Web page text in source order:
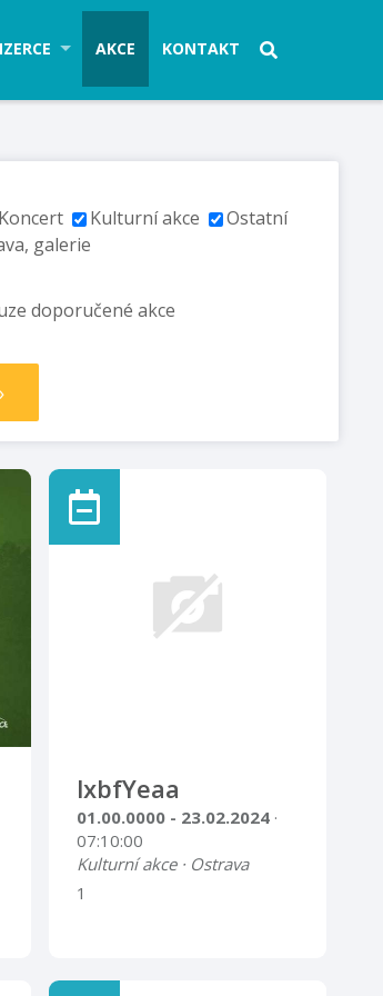
AKCE KONTAKT
Koncert Kulturní akce
Ostatní
galerie
doporučené akce
lxbfYeaa
01.00.0000 - 23.02.2024 ·
07:10:00
Kulturní akce · Ostrava
1